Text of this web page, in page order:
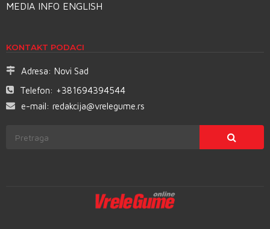
MEDIA INFO ENGLISH
KONTAKT PODACI
Adresa: Novi Sad
Telefon: +381694394544
e-mail: redakcija@vrelegume.rs